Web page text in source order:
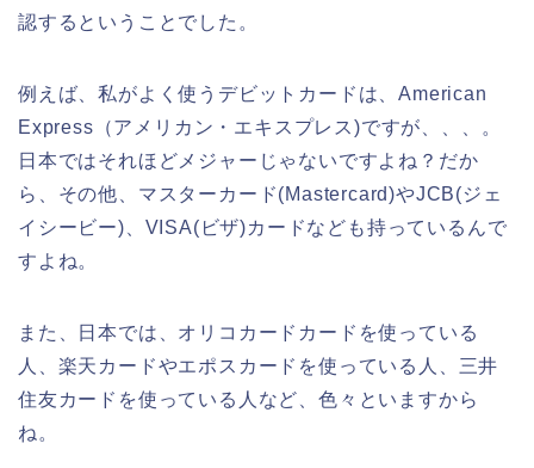
認するということでした。
例えば、私がよく使うデビットカードは、American
Express（アメリカン・エキスプレス)ですが、、、。
日本ではそれほどメジャーじゃないですよね？だか
ら、その他、マスターカード(Mastercard)やJCB(ジェ
イシービー)、VISA(ビザ)カードなども持っているんで
すよね。
また、日本では、オリコカードカードを使っている
人、楽天カードやエポスカードを使っている人、三井
住友カードを使っている人など、色々といますから
ね。